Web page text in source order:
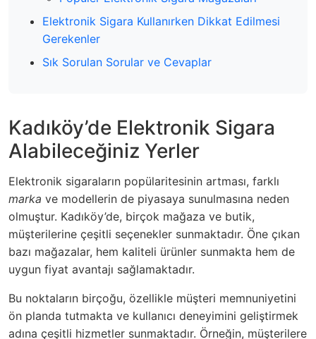
Elektronik Sigara Kullanırken Dikkat Edilmesi
Gerekenler
Sık Sorulan Sorular ve Cevaplar
Kadıköy’de Elektronik Sigara
Alabileceğiniz Yerler
Elektronik sigaraların popülaritesinin artması, farklı
marka ve modellerin de piyasaya sunulmasına neden
olmuştur. Kadıköy’de, birçok mağaza ve butik,
müşterilerine çeşitli seçenekler sunmaktadır. Öne çıkan
bazı mağazalar, hem kaliteli ürünler sunmakta hem de
uygun fiyat avantajı sağlamaktadır.
Bu noktaların birçoğu, özellikle müşteri memnuniyetini
ön planda tutmakta ve kullanıcı deneyimini geliştirmek
adına çeşitli hizmetler sunmaktadır. Örneğin, müşterilere